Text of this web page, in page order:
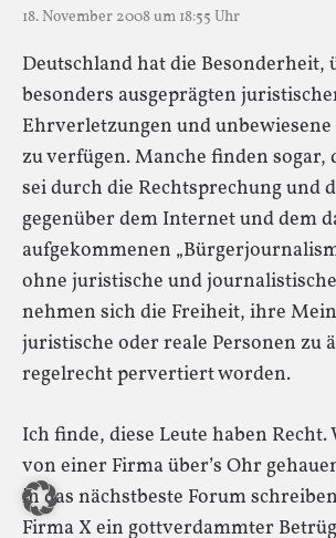
18. November 2008 um 18:55 Uhr
Deutschland hat die Besonderheit,
besonders ausgeprägten
Ehrverletzungen und
zu verfügen. Manche finden sogar,
sei durch die Rechtsprechung und
gegenüber dem Internet und dem
aufgekommenen
ohne juristische und
nehmen sich die Freiheit, ihre
juristische oder reale Personen zu
regelrecht pervertiert worden.
Ich finde, diese Leute haben
von einer Firma über’s Ohr
in das nächstbeste Forum
Firma X ein gottverdammter